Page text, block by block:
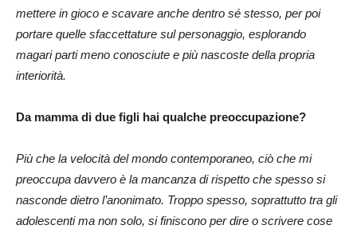
mettere in gioco e scavare anche dentro sé stesso, per poi
portare quelle sfaccettature sul personaggio, esplorando
magari parti meno conosciute e più nascoste della propria
interiorità.
Da mamma di due figli hai qualche preoccupazione?
Più che la velocità del mondo contemporaneo, ciò che mi
preoccupa davvero è la mancanza di rispetto che spesso si
nasconde dietro l’anonimato. Troppo spesso, soprattutto tra gli
adolescenti ma non solo, si finiscono per dire o scrivere cose